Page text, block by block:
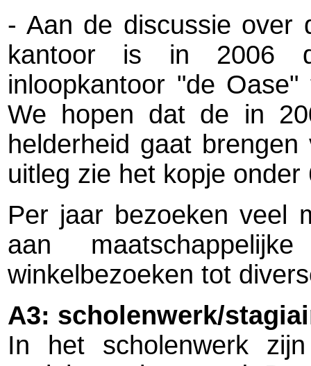
- Aan de discussie over
kantoor is in 2006
inloopkantoor "de
We hopen dat de in
helderheid gaat
uitleg zie het kopje onder
Per jaar bezoeken veel
aan
winkelbezoeken tot
A3: scholenwerk/
In het scholenwerk